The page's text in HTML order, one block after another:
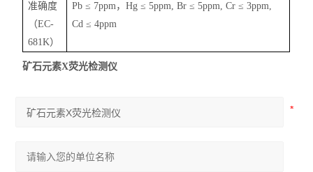
准确度
（EC-
681K）
Pb≤ 7ppm，Hg≤ 5ppm, Br≤ 5ppm, Cr≤ 3ppm,
Cd≤ 4ppm
矿石元素X荧光检测仪